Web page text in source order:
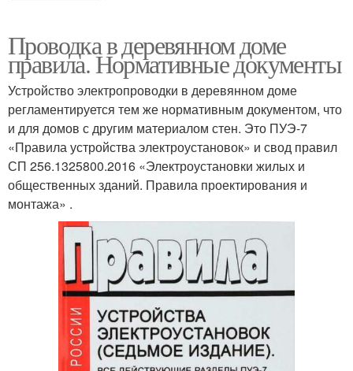
Проводка в деревянном доме
правила. Нормативные документы
Устройство электропроводки в деревянном доме
регламентируется тем же нормативным документом, что
и для домов с другим материалом стен. Это ПУЭ-7
«Правила устройства электроустановок» и свод правил
СП 256.1325800.2016 «Электроустановки жилых и
общественных зданий. Правила проектирования и
монтажа» .